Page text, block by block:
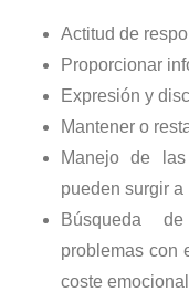
Actitud de
Proporcionar
Expresión y
Mantener o
Manejo de
pueden surgir
Búsqueda
problemas con
coste